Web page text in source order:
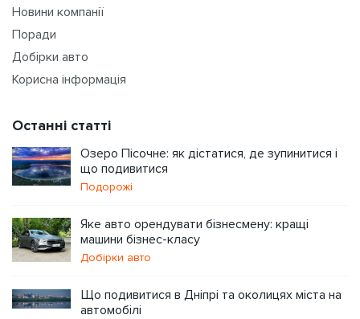
Новини компанії
Поради
Добірки авто
Корисна інформація
Останні статті
Озеро Пісочне: як дістатися, де зупинитися і
що подивитися
Подорожі
Яке авто орендувати бізнесмену: кращі
машини бізнес-класу
Добірки авто
Що подивитися в Дніпрі та околицях міста на
автомобілі